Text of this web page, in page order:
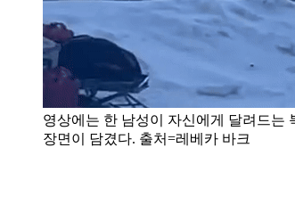
영상에는 한 남성이 자신에게 달려드는
장면이 담겼다. 출처=레베카 바크